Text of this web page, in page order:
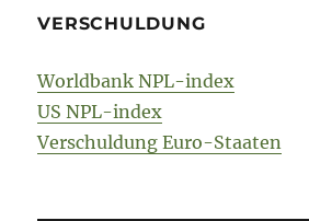
VERSCHULDUNG
Worldbank NPL-index
US NPL-index
Verschuldung Euro-Staaten